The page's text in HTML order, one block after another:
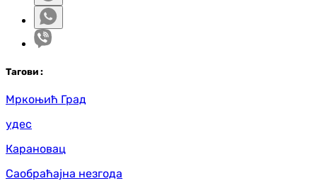
Тагови :
Мркоњић Град
удес
Карановац
Саобраћајна незгода